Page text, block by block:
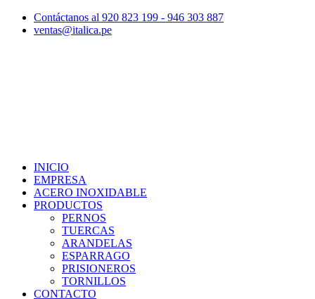
Contáctanos al 920 823 199 - 946 303 887
ventas@italica.pe
INICIO
EMPRESA
ACERO INOXIDABLE
PRODUCTOS
PERNOS
TUERCAS
ARANDELAS
ESPARRAGO
PRISIONEROS
TORNILLOS
CONTACTO